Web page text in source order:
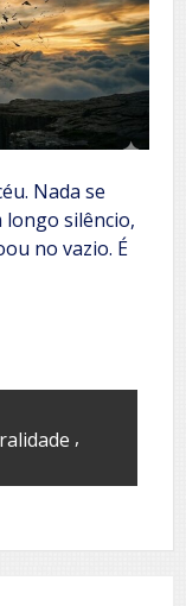
Nada se
longo silêncio,
no vazio. É
,